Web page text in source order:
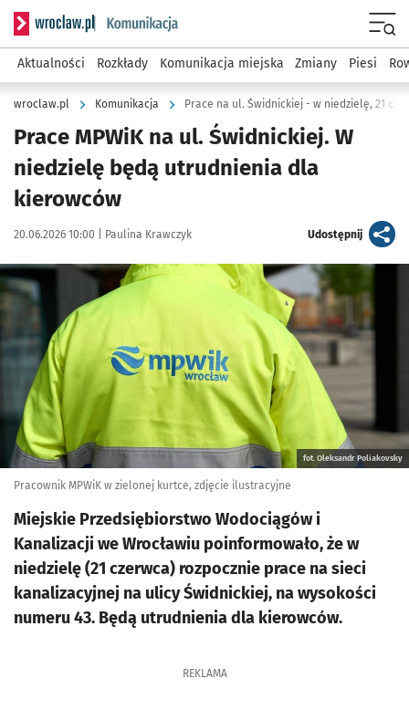
Serwis informacyjny wroclaw.pl podserwis: Komunikacja
Aktualności Rozkłady Komunikacja miejska Zmiany Piesi
wroclaw.pl Komunikacja Prace na ul. Świdnickiej - w niedzielę, 21
Prace MPWiK na ul. Świdnickiej. W
niedzielę będą utrudnienia dla
kierowców
Data publikacji:
20.06.2026 10:00 | Autor:
Paulina Krawczyk Udostępnijartykuł
Kliknij, aby powiększyć
fot. Oleksandr Poliakovsky
Pracownik MPWiK w zielonej kurtce, zdjęcie ilustracyjne
Miejskie Przedsiębiorstwo Wodociągów i
Kanalizacji we Wrocławiu poinformowało, że w
niedzielę (21 czerwca) rozpocznie prace na sieci
kanalizacyjnej na ulicy Świdnickiej, na wysokości
numeru 43. Będą utrudnienia dla kierowców.
REKLAMA